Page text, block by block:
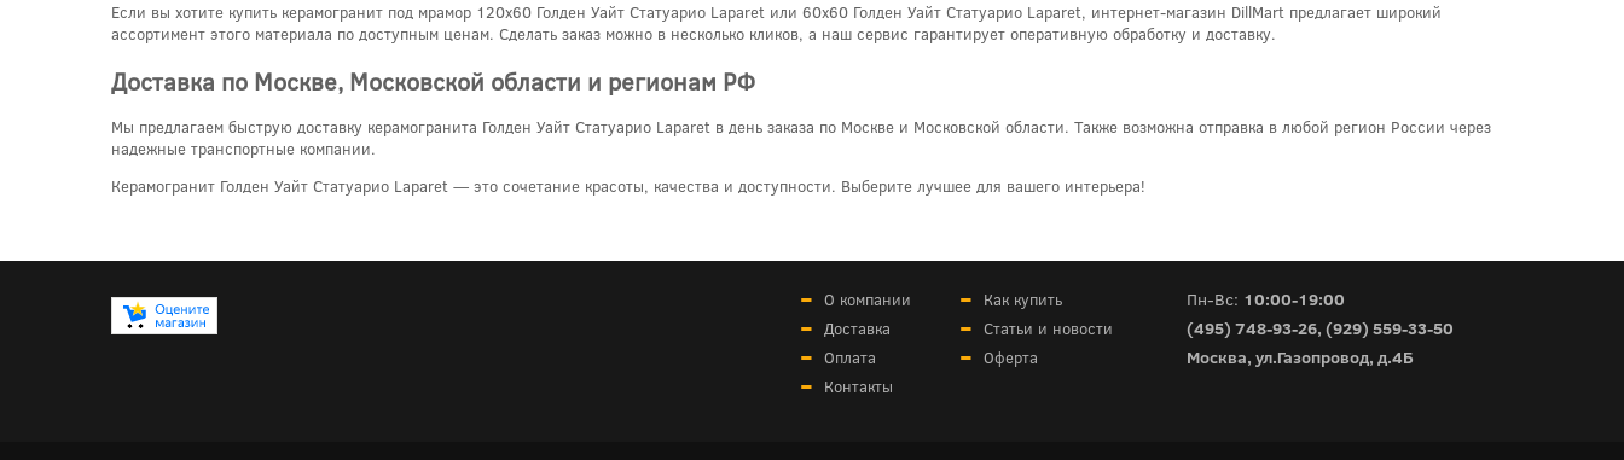
Если вы хотите купить керамогранит под мрамор 120x60 Голден Уайт Статуарио Laparet или 60x60 Голден Уайт Статуарио Laparet, интернет-магазин DillMart предлагает широкий
ассортимент этого материала по доступным ценам. Сделать заказ можно в несколько кликов, а наш сервис гарантирует оперативную обработку и доставку.
Доставка по Москве, Московской области и регионам РФ
Мы предлагаем быструю доставку керамогранита Голден Уайт Статуарио Laparet в день заказа по Москве и Московской области. Также возможна отправка в любой регион России через
надежные транспортные компании.
Керамогранит Голден Уайт Статуарио Laparet — это сочетание красоты, качества и доступности. Выберите лучшее для вашего интерьера!
О компании
Как купить
Доставка
Статьи и новости
Оплата
Оферта
Контакты
Пн-Вс: 10:00-19:00
(495) 748-93-26, (929) 559-33-50
Москва, ул.Газопровод, д.4Б